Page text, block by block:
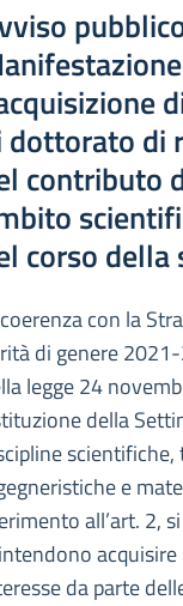
dottorato di
contributo
corso della
con la
di genere
legge 24
della
scientifiche,
e
all’art. 2,
da parte